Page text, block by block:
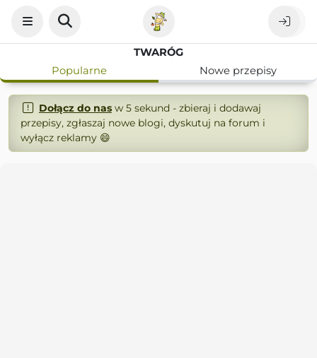
TWARÓG
Popularne
Nowe przepisy
Dołącz do nasw 5 sekund - zbieraj i dodawaj
przepisy, zgłaszaj nowe blogi, dyskutuj na forum i
wyłącz reklamy 😄